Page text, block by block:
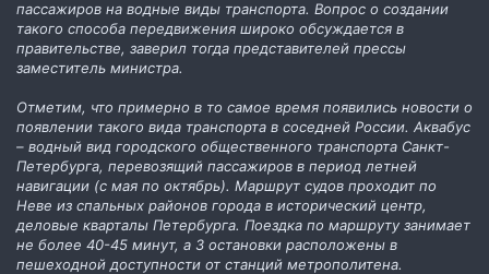
пассажиров на водные виды транспорта. Вопрос о создании
такого способа передвижения широко обсуждается в
правительстве, заверил тогда представителей прессы
заместитель министра.
Отметим, что примерно в то самое время появились новости о
появлении такого вида транспорта в соседней России. Аквабус
– водный вид городского общественного транспорта Санкт-
Петербурга, перевозящий пассажиров в период летней
навигации (с мая по октябрь). Маршрут судов проходит по
Неве из спальных районов города в исторический центр,
деловые кварталы Петербурга. Поездка по маршруту занимает
не более 40-45 минут, а 3 остановки расположены в
пешеходной доступности от станций метрополитена.